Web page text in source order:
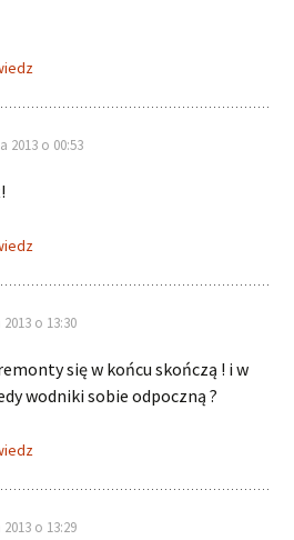
2013 o 00:53
o 13:30
się w końcu skończą ! i w
wodniki sobie odpoczną ?
o 13:29